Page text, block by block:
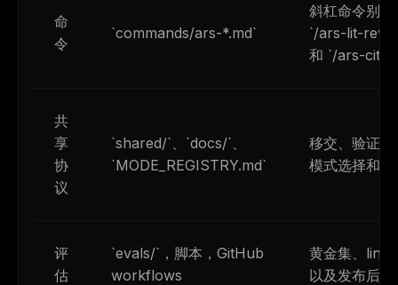
命
令
`commands/ars-*.md`
斜杠命令别
`/ars-lit-
和 `/ars-
共
享
协
议
`shared/`、`docs/`、
`MODE_REGISTRY.md`
移交、验证
模式选择和
评
估
`evals/`，脚本，GitHub
workflows
黄金集、lint
以及发布后